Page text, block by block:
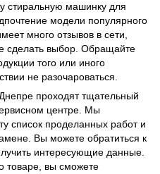
стиральную машинку для
модели популярного
много отзывов в сети,
сделать выбор. Обращайте
того или иного
не разочароваться.
проходят тщательный
центре. Мы
список проделанных работ и
Вы можете обратиться к
интересующие данные.
товаре, вы сможете